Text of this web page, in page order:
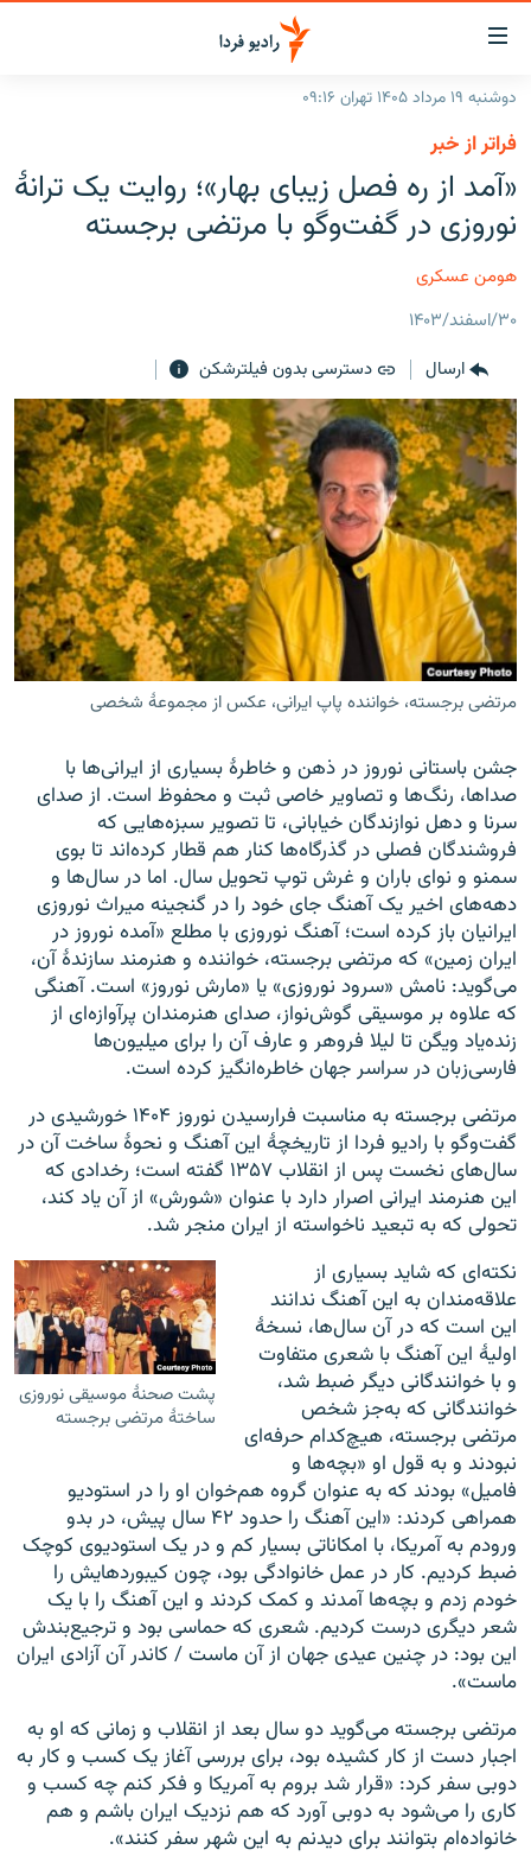
لینک‌های
قابلیت
دسترسی
بازگشت
منوی
اصلی
به
صفحه
ایران
جهان
فرکانس‌ها
پادکست
گزارش‌های تصویری
گزارش‌های ویدئویی
زنان فردا
English
به ما بپیوندید
زبان‌های دیگر
دوشنبه ۱۹ مرداد ۱۴۰۵ تهران ۰۹:۱۶
فراتر از خبر
«آمد از ره فصل زیبای بهار»؛ روایت یک ترانهٔ
نوروزی در گفت‌وگو با مرتضی برجسته
هومن عسکری
۳۰/اسفند/۱۴۰۳
ارسال
دسترسی بدون فیلترشکن
مرتضی برجسته، خواننده پاپ ایرانی، عکس از مجموعهٔ شخصی
جشن باستانی نوروز در ذهن و خاطرهٔ بسیاری از ایرانی‌ها با
صداها، رنگ‌ها و تصاویر خاصی ثبت و محفوظ است. از صدای
سرنا و دهل نوازندگان خیابانی، تا تصویر سبزه‌هایی که
فروشندگان فصلی در گذرگاه‌ها کنار هم قطار کرده‌اند تا بوی
سمنو و نوای باران و غرش توپ تحویل سال. اما در سال‌ها و
دهه‌های اخیر یک آهنگ جای خود را در گنجینه میراث نوروزی
ایرانیان باز کرده است؛ آهنگ نوروزی با مطلع «آمده نوروز در
ایران زمین» که مرتضی برجسته، خواننده و هنرمند سازندهٔ آن،
می‌گوید: نامش «سرود نوروزی» یا «مارش نوروز» است. آهنگی
که علاوه بر موسیقی گوش‌نواز، صدای هنرمندان پرآوازه‌ای از
زنده‌یاد ویگن تا لیلا فروهر و عارف آن را برای میلیون‌ها
فارسی‌زبان در سراسر جهان خاطره‌انگیز کرده است.
مرتضی برجسته به مناسبت فرارسیدن نوروز ۱۴۰۴ خورشیدی در
گفت‌وگو با رادیو فردا از تاریخچهٔ این آهنگ و نحوهٔ ساخت آن در
سال‌های نخست پس از انقلاب ۱۳۵۷ گفته است؛ رخدادی که
این هنرمند ایرانی اصرار دارد با عنوان «شورش» از آن یاد کند،
تحولی که به تبعید ناخواسته از ایران منجر شد.
پشت صحنهٔ موسیقی نوروزی
ساختهٔ مرتضی برجسته
نکته‌ای که شاید بسیاری از
علاقه‌مندان به این آهنگ ندانند
این است که در آن سال‌ها، نسخهٔ
اولیهٔ این آهنگ با شعری متفاوت
و با خوانندگانی دیگر ضبط شد،
خوانندگانی که به‌جز شخص
مرتضی برجسته، هیچ‌کدام حرفه‌ای
نبودند و به قول او «بچه‌ها و
فامیل» بودند که به عنوان گروه هم‌خوان او را در استودیو
همراهی کردند: «این آهنگ را حدود ۴۲ سال پیش، در بدو
ورودم به آمریکا، با امکاناتی بسیار کم و در یک استودیوی کوچک
ضبط کردیم. کار در عمل خانوادگی بود، چون کیبوردهایش را
خودم زدم و بچه‌ها آمدند و کمک کردند و این آهنگ را با یک
شعر دیگری درست کردیم. شعری که حماسی بود و ترجیع‌بندش
این بود: در چنین عیدی جهان از آن ماست / کاندر‌ آن آزادی ایران
ماست».
مرتضی برجسته می‌گوید دو سال بعد از انقلاب و زمانی که او به
اجبار دست از کار کشیده بود، برای بررسی آغاز یک کسب و کار به
دوبی سفر کرد: «قرار شد بروم به آمریکا و فکر کنم چه کسب و
کاری را می‌شود به دوبی آورد که هم نزدیک ایران باشم و هم
خانواده‌ام بتوانند برای دیدنم به این شهر سفر کنند».